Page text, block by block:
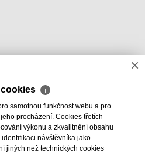
×
ℹ
samotnou funkčnost webu a pro
procházení. Cookies třetích
výkonu a zkvalitnění obsahu
návštěvníka jako
jiných než technických cookies